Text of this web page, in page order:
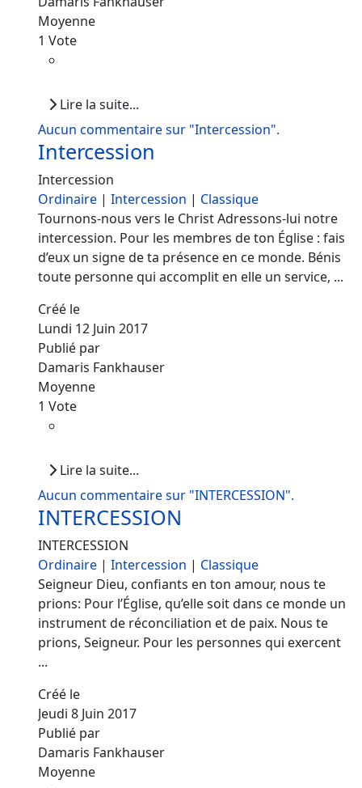
Moyenne
1 Vote
Lire la suite...
Aucun commentaire sur "Intercession".
Intercession
Intercession
Ordinaire | Intercession | Classique
Tournons-nous vers le Christ Adressons-lui notre
intercession. Pour les membres de ton Église : fais
d’eux un signe de ta présence en ce monde. Bénis
toute personne qui accomplit en elle un service, ...
Créé le
Lundi 12 Juin 2017
Publié par
Damaris Fankhauser
Moyenne
1 Vote
Lire la suite...
Aucun commentaire sur "INTERCESSION".
INTERCESSION
INTERCESSION
Ordinaire | Intercession | Classique
Seigneur Dieu, confiants en ton amour, nous te
prions: Pour l’Église, qu’elle soit dans ce monde un
instrument de réconciliation et de paix. Nous te
prions, Seigneur. Pour les personnes qui exercent
...
Créé le
Jeudi 8 Juin 2017
Publié par
Damaris Fankhauser
Moyenne